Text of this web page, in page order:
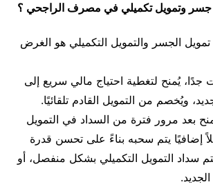
جسر وتمويل تكميلي في مصرف الراجحي ؟
الجسر والتمويل التكميلي هو الغرض
جدًا، يُمنح لتغطية احتياج مالي سريع إلى
ويُخصم من التمويل القادم تلقائيًا.
بعد مرور فترة من السداد في التمويل
إضافيًا يتم سحبه بناءً على تحسن قدرة
سداد التمويل التكميلي بشكل منفصل، أو